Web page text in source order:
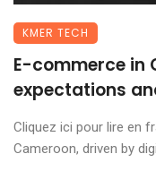
KMER TECH
E-commerce in
expectations
Cliquez ici pour lire en
Cameroon, driven by